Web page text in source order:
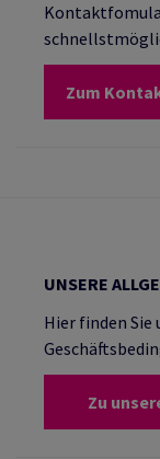
Zum
UNSERE
Hier finden Sie
Zu